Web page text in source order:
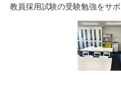
教員採用試験の受験勉強をサポ